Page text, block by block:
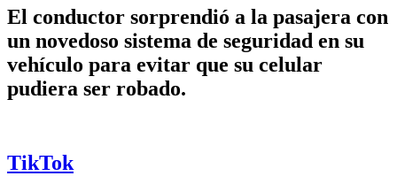
El conductor sorprendió a la pasajera con
un novedoso sistema de seguridad en su
vehículo para evitar que su celular
pudiera ser robado.
TikTok